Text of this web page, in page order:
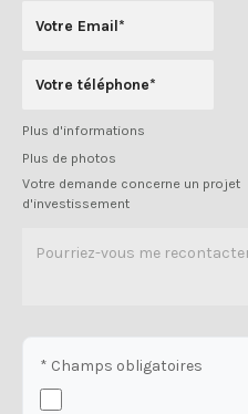
Plus d'informations
Plus de photos
Votre demande concerne un projet
d'investissement
* Champs obligatoires